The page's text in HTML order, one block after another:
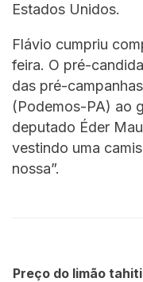
Estados Unidos.
Flávio cumpriu
feira. O pré-
das pré-
(Podemos-PA) ao
deputado Éder
vestindo uma
nossa”.
Preço do limão